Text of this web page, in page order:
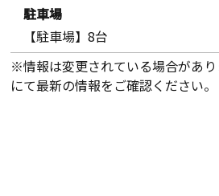
駐車場
【駐車場】8台
※情報は変更されている場合があ
にて最新の情報をご確認ください。